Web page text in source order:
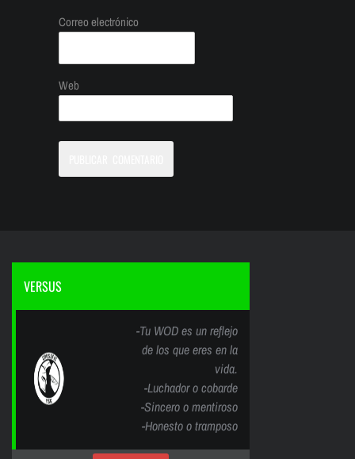
Correo electrónico
Web
VERSUS
-Tu WOD es un reflejo
de los que eres en la
vida.
-Luchador o cobarde
-Sincero o mentiroso
-Honesto o tramposo